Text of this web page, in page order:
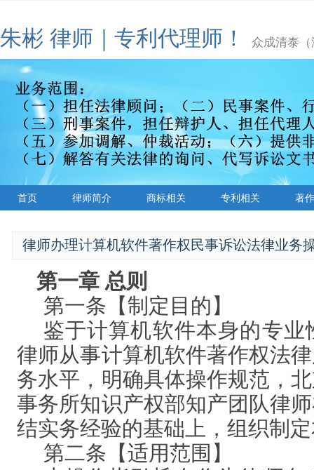
朱彬 律师｜专利代理师！ 众成清泰
首页 律师简介 商标相关 专利相关 著
律师办理计算机软件著作权民事诉讼法律业务
第一章 总则
第一条【制定目的】
鉴于计算机软件本身的专
律师从事计算机软件著作权法
务水平，明确具体操作规范，
事务所知识产权部知产团队律
结实务经验的基础上，组织制
第二条【适用范围】